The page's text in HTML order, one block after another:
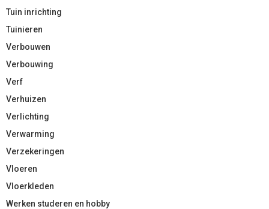
Tuin inrichting
Tuinieren
Verbouwen
Verbouwing
Verf
Verhuizen
Verlichting
Verwarming
Verzekeringen
Vloeren
Vloerkleden
Werken studeren en hobby